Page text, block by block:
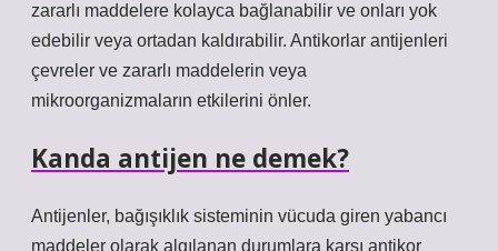
zararlı maddelere kolayca bağlanabilir ve onları yok
edebilir veya ortadan kaldırabilir. Antikorlar antijenleri
çevreler ve zararlı maddelerin veya
mikroorganizmaların etkilerini önler.
Kanda antijen ne demek?
Antijenler, bağışıklık sisteminin vücuda giren yabancı
maddeler olarak algılanan durumlara karşı antikor